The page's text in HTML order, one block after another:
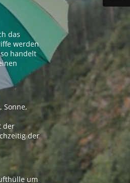
das
werden
handelt
Sonne,
der
der
um